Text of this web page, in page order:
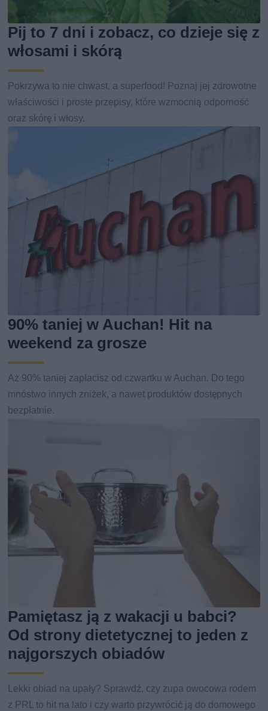
Pij to 7 dni i zobacz, co dzieje się z
włosami i skórą
Pokrzywa to nie chwast, a superfood! Poznaj jej zdrowotne
właściwości i proste przepisy, które wzmocnią odporność
oraz skórę i włosy.
90% taniej w Auchan! Hit na
weekend za grosze
Aż 90% taniej zapłacisz od czwartku w Auchan. Do tego
mnóstwo innych zniżek, a nawet produktów dostępnych
bezpłatnie.
Pamiętasz ją z wakacji u babci?
Od strony dietetycznej to jeden z
najgorszych obiadów
Lekki obiad na upały? Sprawdź, czy zupa owocowa rodem
z PRL to hit na lato i czy warto przywrócić ją do domowego